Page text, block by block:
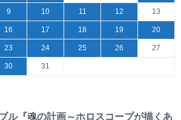
9 10 11 12 13
16 17 18 19 20
23 24 25 26 27
30
31
ル『魂の計画～ホロスコープが描くあ